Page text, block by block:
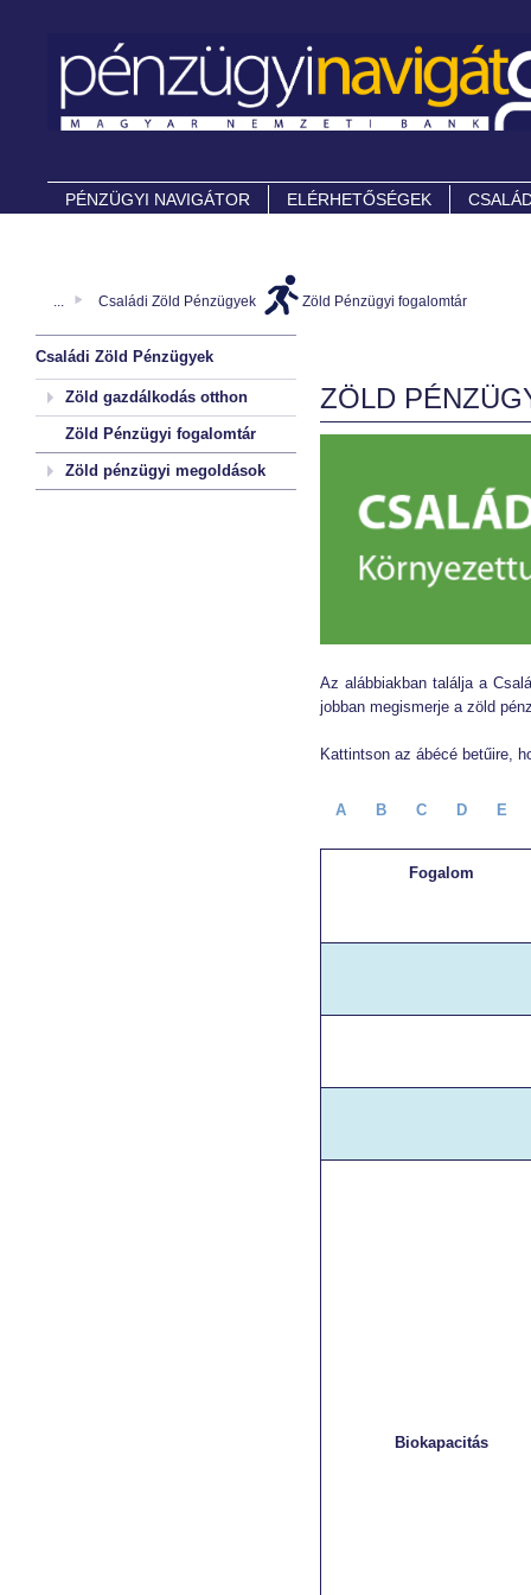
PÉNZÜGYI NAVIGÁTOR ELÉRHETŐSÉGEK
... Családi Zöld Pénzügyek Zöld Pénzügyi fogalomtár
Családi Zöld Pénzügyek
Zöld gazdálkodás otthon
Zöld Pénzügyi fogalomtár
Zöld pénzügyi megoldások
ZÖLD
Az alábbiakban találja a
jobban megismerje a zöld
Kattintson az ábécé betűire,
A B C D E
Fogalom
Biokapacitás